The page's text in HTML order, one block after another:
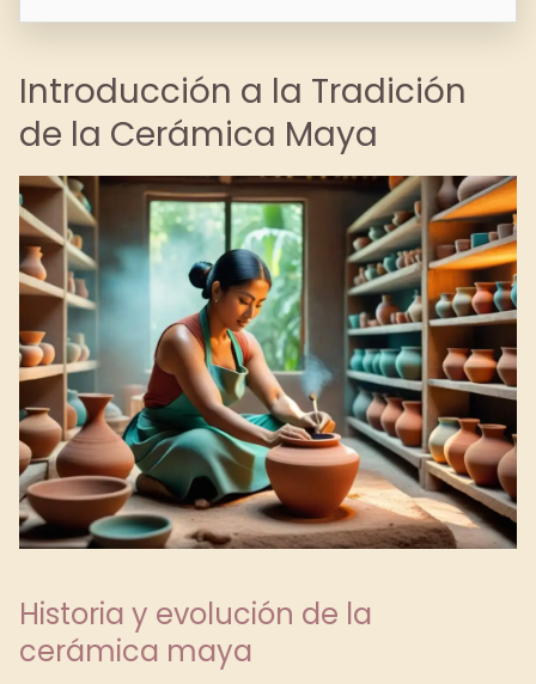
Introducción a la Tradición
de la Cerámica Maya
Historia y evolución de la
cerámica maya